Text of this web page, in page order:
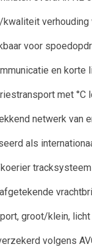
verhouding
voor
en korte
met °C
netwerk van
als
tracksysteem
groot/klein,
volgens